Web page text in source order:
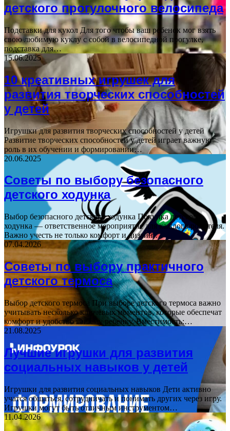
детского прогулочного велосипеда
Подставки для кукол Для того чтобы ваш ребенок мог взять
свою любимую куклу с собой в велосипедной прогулке,
подставка для…
15.06.2025
10 креативных игрушек для
развития творческих способностей
у детей
Игрушки для развития творческих способностей у детей
Развитие творческих способностей у детей играет важную
роль в их обучении и формировании…
20.06.2025
Советы по выбору безопасного
детского ходунка
Выбор безопасного детского ходунка Покупка детского
ходунка — ответственное мероприятие для каждого родителя.
Важно учесть не только комфорт и дизайн,…
07.04.2026
Советы по выбору практичного
детского термоса
Выбор детского термоса При выборе детского термоса важно
учитывать несколько ключевых моментов, которые обеспечат
комфорт и удобство вашему ребенку. Вместимость:…
21.08.2025
Лучшие игрушки для развития
социальных навыков у детей
Игрушки для развития социальных навыков Дети активно
учатся общаться, сотрудничать и понимать других через игру.
Игрушки могут быть отличным инструментом…
11.04.2026